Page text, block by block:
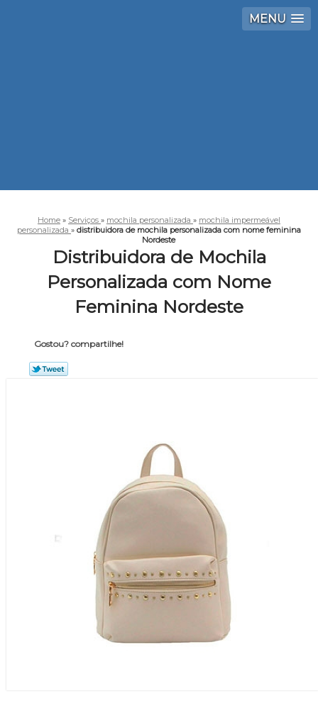
MENU
Home » Serviços » mochila personalizada » mochila impermeável
personalizada » distribuidora de mochila personalizada com nome feminina
Nordeste
Distribuidora de Mochila
Personalizada com Nome
Feminina Nordeste
Gostou? compartilhe!